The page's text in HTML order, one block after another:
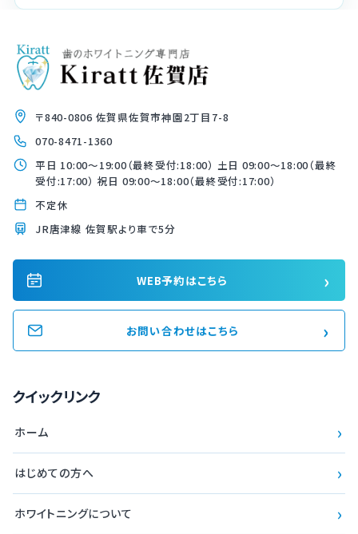
〒840-0806 佐賀県佐賀市神園2丁目7-8
070-8471-1360
平日 10:00〜19:00（最終受付:18:00） 土日 09:00〜18:00（最終
受付:17:00） 祝日 09:00〜18:00（最終受付:17:00）
不定休
JR唐津線 佐賀駅より車で5分
WEB予約はこちら ›
お問い合わせはこちら ›
クイックリンク
ホーム ›
はじめての方へ ›
ホワイトニングについて ›